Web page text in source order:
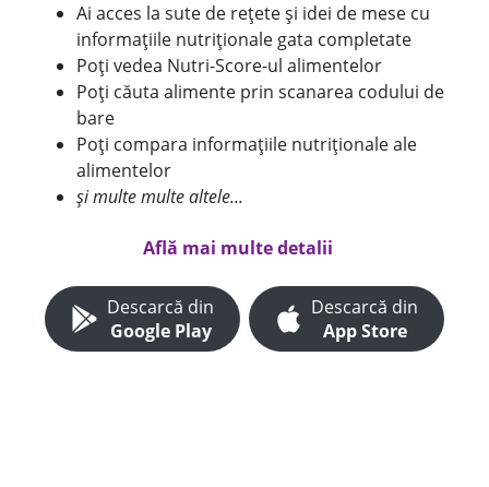
Ai acces la sute de rețete și idei de mese cu
informațiile nutriționale gata completate
Poți vedea Nutri-Score-ul alimentelor
Poți căuta alimente prin scanarea codului de
bare
Poți compara informațiile nutriționale ale
alimentelor
și multe multe altele...
Află mai multe detalii
Descarcă din
Google Play
Descarcă din
App Store